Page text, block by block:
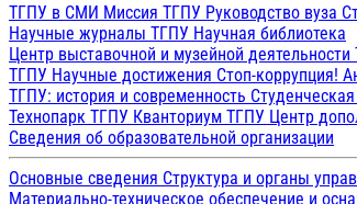
ТГПУ в СМИ Миссия ТГПУ Руководство вуза
Научные журналы ТГПУ Научная библиотека
Центр выставочной и музейной деятельности
ТГПУ Научные достижения Стоп-коррупция!
ТГПУ: история и современность
Технопарк ТГПУ Кванториум ТГПУ Центр
Сведения об образовательной организации
Основные сведения Структура и органы
Материально-техническое обеспечение и